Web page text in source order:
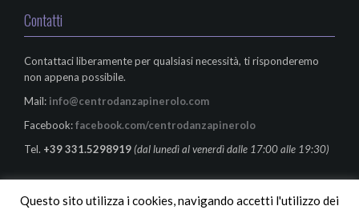
Contatti
Contattaci liberamente per qualsiasi necessità, ti risponderemo
non appena possibile.
Mail: info@centrodanzapinerolo.com
Facebook:facebook.com/centrodanzapinerolo
Tel. +39 331.5298919(dal lunedì al venerdì dalle 17:00 alle 19:30)
2009 - 2026© Centro Danza Pinerolo | P.IVA
Questo sito utilizza i cookies, navigando accetti l'utilizzo dei